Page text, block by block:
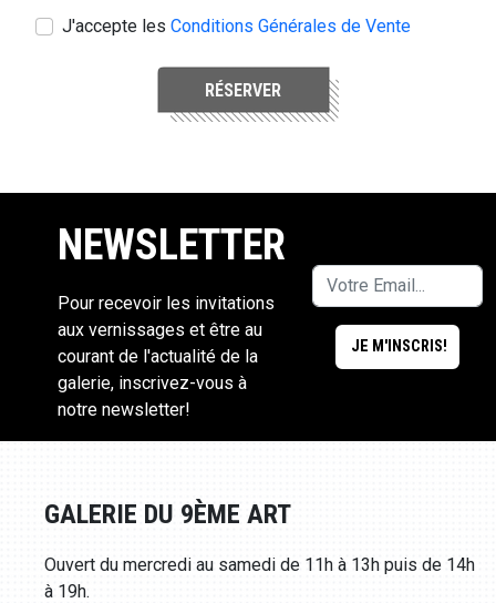
J'accepte les Conditions Générales de Vente
RÉSERVER
NEWSLETTER
Pour recevoir les invitations
aux vernissages et être au
courant de l'actualité de la
galerie, inscrivez-vous à
notre newsletter!
GALERIE DU 9ÈME ART
Ouvert du mercredi au samedi de 11h à 13h puis de 14h
à 19h.